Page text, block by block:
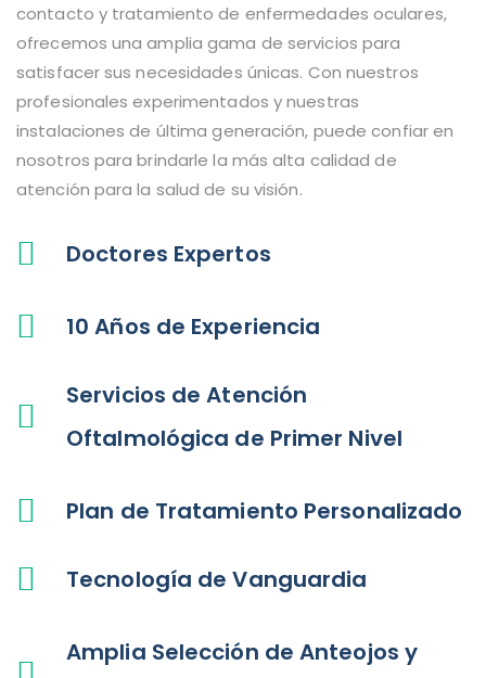
contacto y tratamiento de enfermedades oculares,
ofrecemos una amplia gama de servicios para
satisfacer sus necesidades únicas. Con nuestros
profesionales experimentados y nuestras
instalaciones de última generación, puede confiar en
nosotros para brindarle la más alta calidad de
atención para la salud de su visión.
Doctores Expertos
10 Años de Experiencia
Servicios de Atención
Oftalmológica de Primer Nivel
Plan de Tratamiento Personalizado
Tecnología de Vanguardia
Amplia Selección de Anteojos y